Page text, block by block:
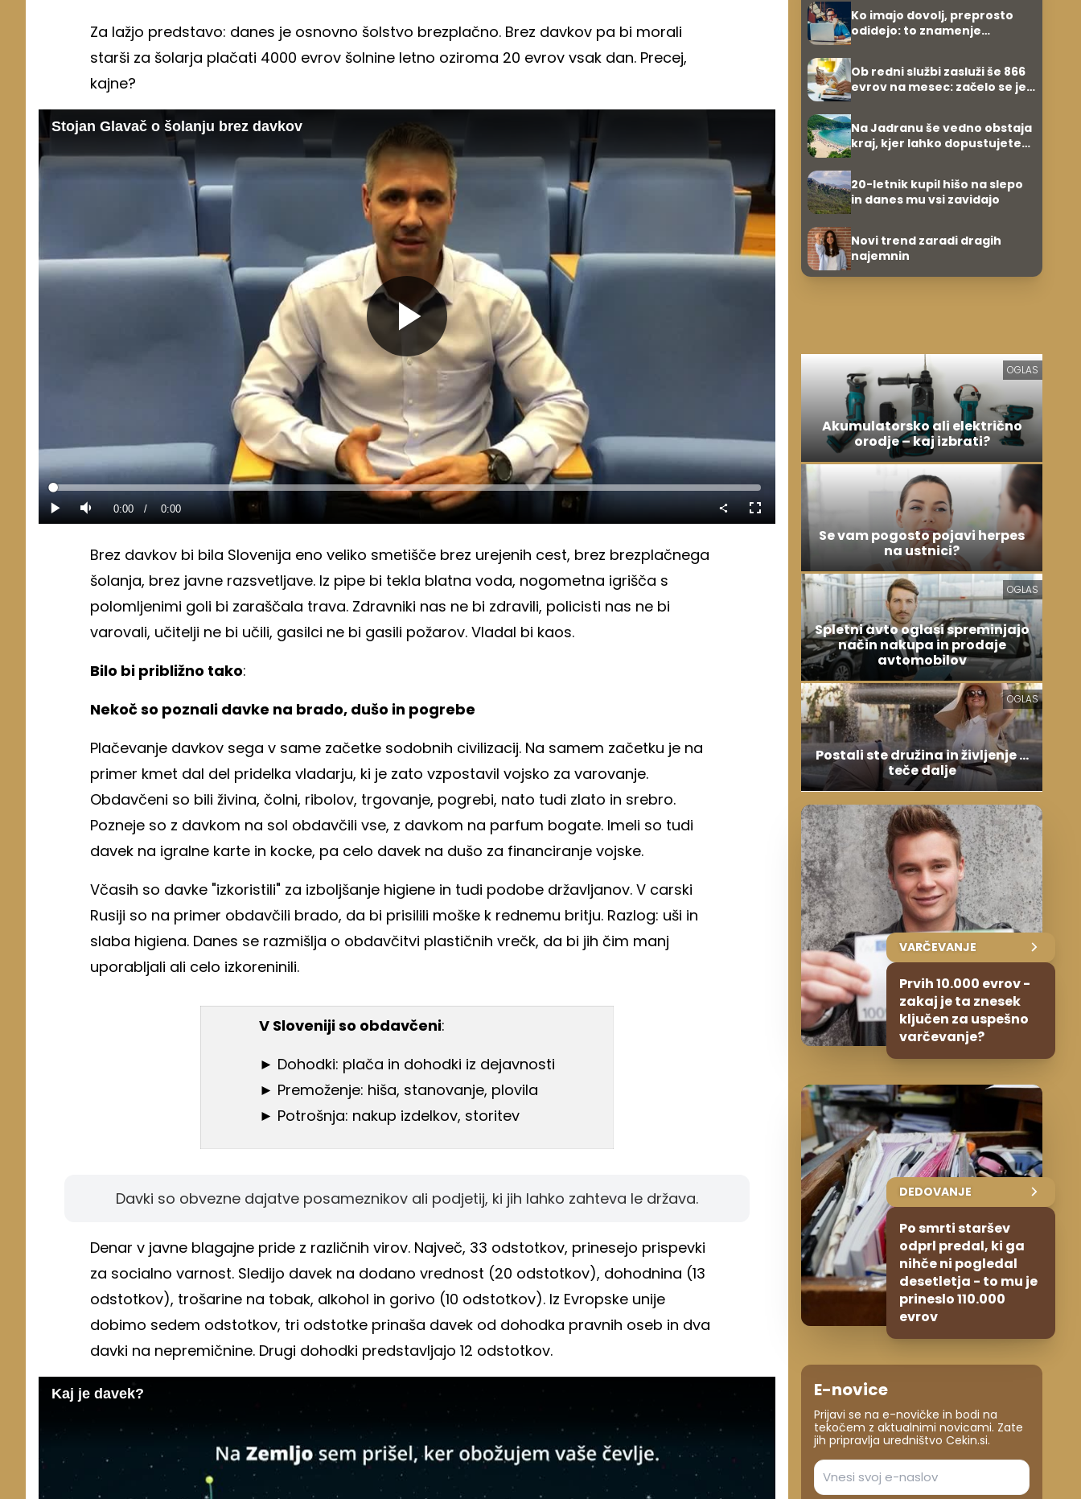
Za lažjo predstavo: danes je osnovno šolstvo brezplačno. Brez davkov pa bi morali
starši za šolarja plačati 4000 evrov šolnine letno oziroma 20 evrov vsak dan. Precej,
kajne?
Stojan Glavač o šolanju brez davkov
Predvajaj
PredvajajTiho Current
0:00 / Duration
0:00
Loaded:
Celozaslonski
način
Brez davkov bi bila Slovenija eno veliko smetišče brez urejenih cest, brez brezplačnega
šolanja, brez javne razsvetljave. Iz pipe bi tekla blatna voda, nogometna igrišča s
polomljenimi goli bi zaraščala trava. Zdravniki nas ne bi zdravili, policisti nas ne bi
varovali, učitelji ne bi učili, gasilci ne bi gasili požarov. Vladal bi kaos.
Bilo bi približno tako:
Nekoč so poznali davke na brado, dušo in pogrebe
Plačevanje davkov sega v same začetke sodobnih civilizacij. Na samem začetku je na
primer kmet dal del pridelka vladarju, ki je zato vzpostavil vojsko za varovanje.
Obdavčeni so bili živina, čolni, ribolov, trgovanje, pogrebi, nato tudi zlato in srebro.
Pozneje so z davkom na sol obdavčili vse, z davkom na parfum bogate. Imeli so tudi
davek na igralne karte in kocke, pa celo davek na dušo za financiranje vojske.
Včasih so davke "izkoristili" za izboljšanje higiene in tudi podobe državljanov. V carski
Rusiji so na primer obdavčili brado, da bi prisilili moške k rednemu britju. Razlog: uši in
slaba higiena. Danes se razmišlja o obdavčitvi plastičnih vrečk, da bi jih čim manj
uporabljali ali celo izkoreninili.
V Sloveniji so obdavčeni:
► Dohodki: plača in dohodki iz dejavnosti
► Premoženje: hiša, stanovanje, plovila
► Potrošnja: nakup izdelkov, storitev
Davki so obvezne dajatve posameznikov ali podjetij, ki jih lahko zahteva le država.
Denar v javne blagajne pride z različnih virov. Največ, 33 odstotkov, prinesejo prispevki
za socialno varnost. Sledijo davek na dodano vrednost (20 odstotkov), dohodnina (13
odstotkov), trošarine na tobak, alkohol in gorivo (10 odstotkov). Iz Evropske unije
dobimo sedem odstotkov, tri odstotke prinaša davek od dohodka pravnih oseb in dva
davki na nepremičnine. Drugi dohodki predstavljajo 12 odstotkov.
Kaj je davek?
Ko imajo dovolj, preprosto
odidejo: to znamenje
Ob redni službi zasluži še 866
evrov na mesec: začelo se je
Na Jadranu še vedno obstaja
kraj, kjer lahko dopustujete
20-letnik kupil hišo na slepo
in danes mu vsi zavidajo
Novi trend zaradi dragih
najemnin
OGLAS
Akumulatorsko ali električno
orodje – kaj izbrati?
Se vam pogosto pojavi herpes
na ustnici?
OGLAS
Spletni avto oglasi spreminjajo
način nakupa in prodaje
avtomobilov
OGLAS
Postali ste družina in življenje ...
teče dalje
VARČEVANJE
Prvih 10.000 evrov -
zakaj je ta znesek
ključen za uspešno
varčevanje?
DEDOVANJE
Po smrti staršev
odprl predal, ki ga
nihče ni pogledal
desetletja - to mu je
prineslo 110.000
evrov
E-novice
Prijavi se na e-novičke in bodi na
tekočem z aktualnimi novicami. Zate
jih pripravlja uredništvo Cekin.si.